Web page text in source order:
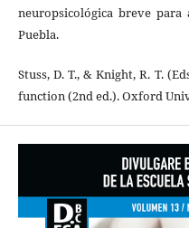
neuropsicológica breve
Puebla.
Stuss, D. T., & Knight, R. T.
function (2nd ed.). Oxford